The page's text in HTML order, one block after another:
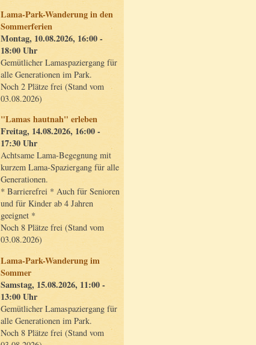
Lama-Park-Wanderung in den
Sommerferien
Montag, 10.08.2026, 16:00 -
18:00 Uhr
Gemütlicher Lamaspaziergang für
alle Generationen im Park.
Noch 2 Plätze frei (Stand vom
03.08.2026)
"Lamas hautnah" erleben
Freitag, 14.08.2026, 16:00 -
17:30 Uhr
Achtsame Lama-Begegnung mit
kurzem Lama-Spaziergang für alle
Generationen.
* Barrierefrei * Auch für Senioren
und für Kinder ab 4 Jahren
geeignet *
Noch 8 Plätze frei (Stand vom
03.08.2026)
Lama-Park-Wanderung im
Sommer
Samstag, 15.08.2026, 11:00 -
13:00 Uhr
Gemütlicher Lamaspaziergang für
alle Generationen im Park.
Noch 8 Plätze frei (Stand vom